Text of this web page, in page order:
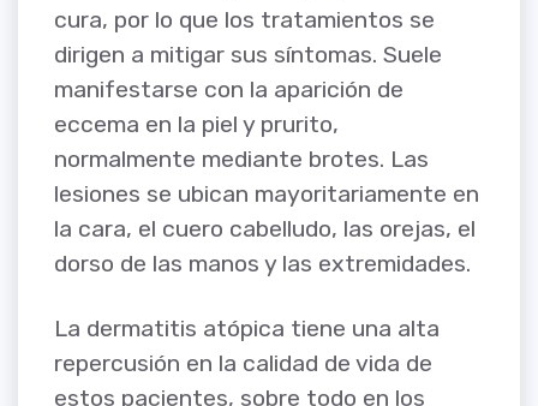
cura, por lo que los tratamientos se
dirigen a mitigar sus síntomas. Suele
manifestarse con la aparición de
eccema en la piel y prurito,
normalmente mediante brotes. Las
lesiones se ubican mayoritariamente en
la cara, el cuero cabelludo, las orejas, el
dorso de las manos y las extremidades.
La dermatitis atópica tiene una alta
repercusión en la calidad de vida de
estos pacientes, sobre todo en los